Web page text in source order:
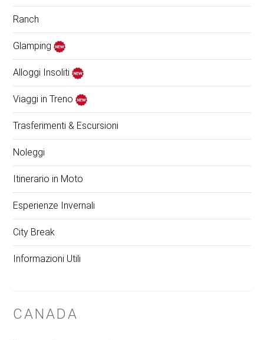
Ranch
Glamping
Alloggi Insoliti
Viaggi in Treno
Trasferimenti & Escursioni
Noleggi
Itinerario in Moto
Esperienze Invernali
City Break
Informazioni Utili
CANADA